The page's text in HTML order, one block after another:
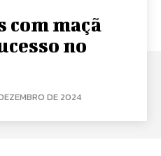
com maçã
no
DE 2024